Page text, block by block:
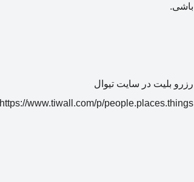
باشی.
رزرو بلیت در سایت تیوال
https://www.tiwall.com/p/people.places.things